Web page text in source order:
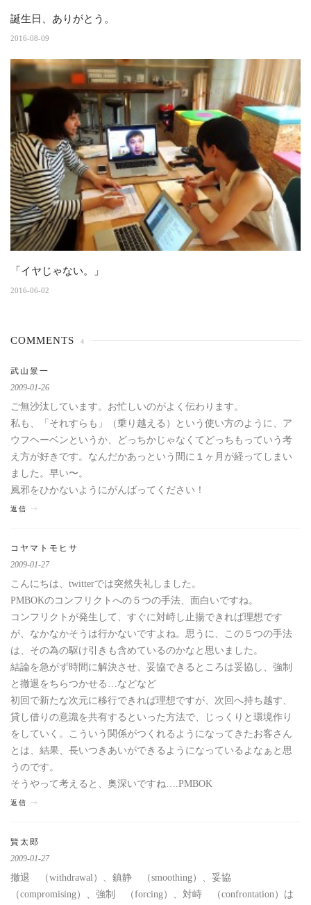
誕生日、ありがとう。
2016-08-09
「イヤじゃない。」
2016-06-02
COMMENTS 4
武山景一
2009-01-26
ご無沙汰しています。お忙しいのがよく伝わります。
私も、「それすらも」（乗り越える）という使い方のように、ア
ウフヘーベンというか、どっちかじゃなくてどっちもっていう考
え方が好きです。なんだかあっという間に１ヶ月が経ってしまい
ました。早い〜。
風邪をひかないようにがんばってください！
返信
コヤマトモヒサ
2009-01-27
こんにちは、twitterでは突然失礼しました。
PMBOKのコンフリクトへの５つの手法、面白いですね。
コンフリクトが発生して、すぐに対峙し止揚できれば理想です
が、なかなかそうは行かないですよね。思うに、この５つの手法
は、その為の駆け引きも含めているのかなと思いました。
結論を急がず時間に解決させ、妥協できるところは妥協し、強制
と撤退をちらつかせる…などなど
初回で新たな次元に移行できれば理想ですが、次回へ持ち越す、
貸し借りの意識を共有するといった方法で、じっくりと環境作り
をしていく。こういう関係がつくれるようになってきたお客さん
とは、結果、長いつきあいができるようになっているよなぁと思
うのです。
そうやって考えると、奥深いですね….PMBOK
返信
賢太郎
2009-01-27
撤退 （withdrawal）、鎮静 （smoothing）、妥協
（compromising）、強制 （forcing）、対峙 （confrontation）は